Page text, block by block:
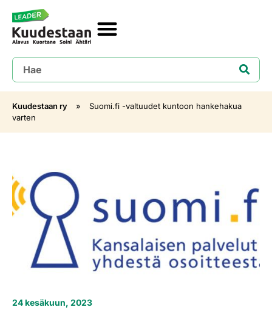
Kuudestaan ry »
Suomi.fi -valtuudet kuntoon hankehakua
varten
24 kesäkuun, 2023